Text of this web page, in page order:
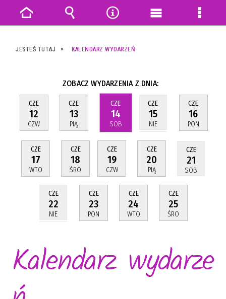
JESTEŚ TUTAJ KALENDARZ WYDARZEŃ
ZOBACZ WYDARZENIA Z DNIA:
CZE
12
CZW
CZE
13
PIĄ
CZE
14
SOB
CZE
15
NIE
CZE
16
PON
CZE
17
WTO
CZE
18
ŚRO
CZE
19
CZW
CZE
20
PIĄ
CZE
21
SOB
CZE
22
NIE
CZE
23
PON
CZE
24
WTO
CZE
25
ŚRO
Kalendarz wydarze
Strona
główna
Wyszukiwarka
NarzędziaMenu
Menu